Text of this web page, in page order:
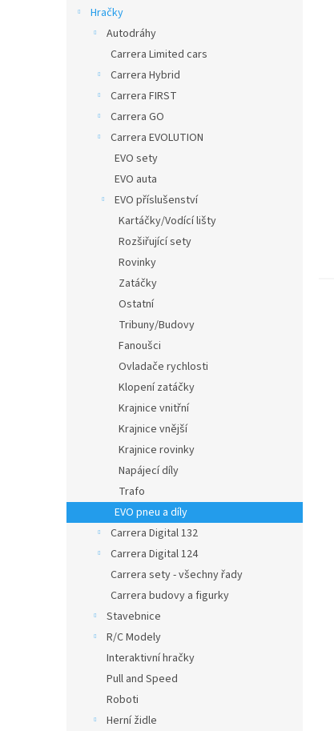
Hračky
Autodráhy
Carrera Limited cars
Carrera Hybrid
Carrera FIRST
Carrera GO
Carrera EVOLUTION
EVO sety
EVO auta
EVO příslušenství
Kartáčky/Vodící lišty
Rozšiřující sety
Rovinky
Zatáčky
Ostatní
Tribuny/Budovy
Fanoušci
Ovladače rychlosti
Klopení zatáčky
Krajnice vnitřní
Krajnice vnější
Krajnice rovinky
Napájecí díly
Trafo
EVO pneu a díly
Carrera Digital 132
Carrera Digital 124
Carrera sety - všechny řady
Carrera budovy a figurky
Stavebnice
R/C Modely
Interaktivní hračky
Pull and Speed
Roboti
Herní židle